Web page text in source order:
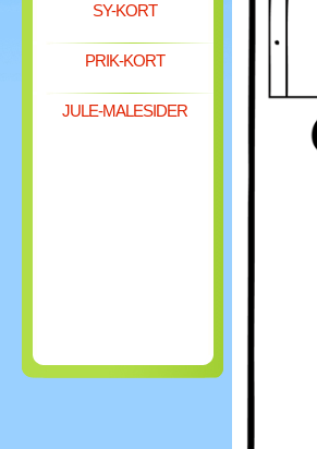
SY-KORT
PRIK-KORT
JULE-MALESIDER